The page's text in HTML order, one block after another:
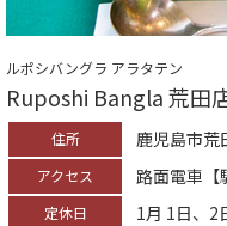
ルポシバングラ アラタテン
Ruposhi Bangla 荒田
住所 鹿児島市荒
アクセス 路面電車【
定休日 1月 1日、2